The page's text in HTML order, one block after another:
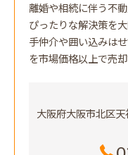
離婚や相続に伴う不
ぴったりな解決策を
手仲介や囲い込みは
を市場価格以上で売
大阪府大阪市北区